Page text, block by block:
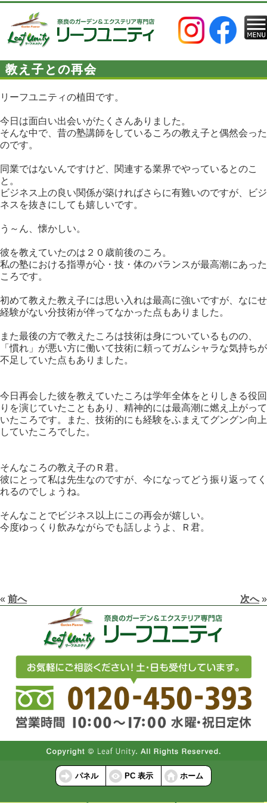
教え子との再会
リーフユニティの植田です。
今日は面白い出会いがたくさんありました。
そんな中で、昔の塾講師をしているころの教え子と偶然会った
のです。
同業ではないんですけど、関連する業界でやっているとのこ
と。
ビジネス上の良い関係が築ければさらに有難いのですが、ビジ
ネスを抜きにしても嬉しいです。
う～ん、懐かしい。
彼を教えていたのは２０歳前後のころ。
私の塾における指導が心・技・体のバランスが最高潮にあった
ころです。
初めて教えた教え子には思い入れは最高に強いですが、なにせ
経験がない分技術が伴ってなかった点もありました。
また最後の方で教えたころは技術は身についているものの、
「慣れ」が悪い方に働いて技術に頼ってガムシャラな気持ちが
不足していた点もありました。
今日再会した彼を教えていたころは学年全体をとりしきる役回
りを演じていたこともあり、精神的には最高潮に燃え上がって
いたころです。また、技術的にも経験をふまえてグングン向上
していたころでした。
そんなころの教え子のＲ君。
彼にとって私は先生なのですが、今になってどう振り返ってく
れるのでしょうね。
そんなことでビジネス以上にこの再会が嬉しい。
今度ゆっくり飲みながらでも話しようよ、Ｒ君。
« 前へ 次へ»
パネル PC 表示 ホーム